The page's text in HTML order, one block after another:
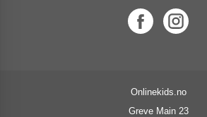
Onlinekids.no
Greve Main 23